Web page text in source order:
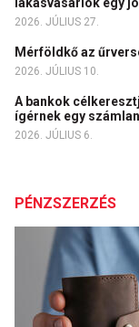
lakásvásárlók egy
2026. JÚLIUS 27.
Mérföldkő az
2026. JÚLIUS 10.
A bankok
ígérnek egy
2026. JÚLIUS 6.
PÉNZSZERZÉS